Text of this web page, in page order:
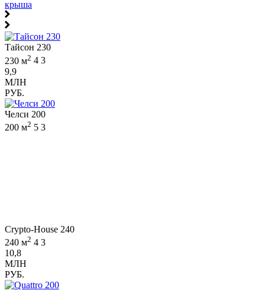
крыша
Тайсон 230
230 м2 4 3
9,9
МЛН
РУБ.
Челси 200
200 м2 5 3
Crypto-House 240
240 м2 4 3
10,8
МЛН
РУБ.